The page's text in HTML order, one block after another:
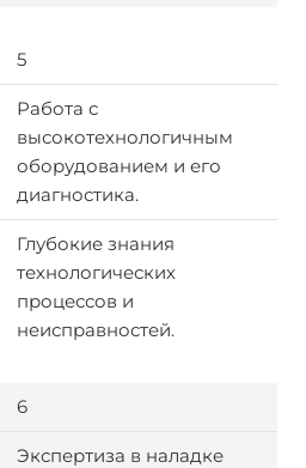
5
Работа с
высокотехнологичным
оборудованием и его
диагностика.
Глубокие знания
технологических
процессов и
неисправностей.
6
Экспертиза в наладке